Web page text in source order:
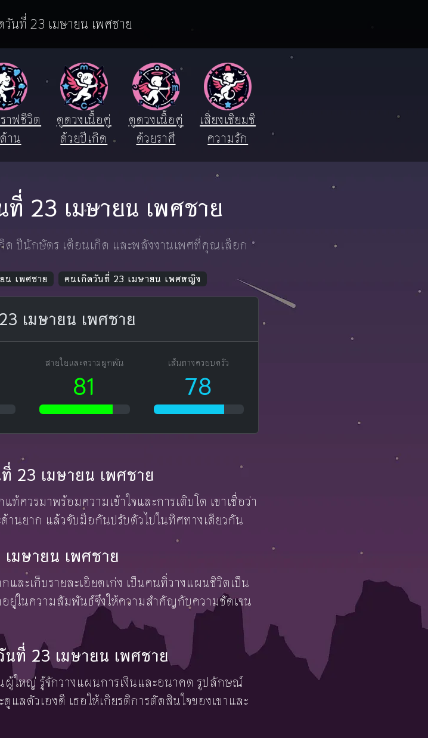
วันที่ 23 เมษายน เพศชาย
าฟชีวิต
าน
ดูดวงเนื้อคู่
ด้วยปีเกิด
ดูดวงเนื้อคู่
ด้วยราศี
เสี่ยงเซียมซี
ความรัก
ที่ 23 เมษายน เพศชาย
ด ปีนักษัตร เดือนเกิด และพลังงานเพศที่คุณเลือก
น เพศชาย คนเกิดวันที่ 23 เมษายน เพศหญิง
เมษายน เพศชาย
สายใยและความผูกพัน
81
เส้นทางครอบครัว
78
23 เมษายน เพศชาย
ควรมาพร้อมความเข้าใจและการเติบโต เขาเชื่อว่า
านยาก แล้วจับมือกันปรับตัวไปในทิศทางเดียวกัน
มษายน เพศชาย
ละเก็บรายละเอียดเก่ง เป็นคนที่วางแผนชีวิตเป็น
ยู่ในความสัมพันธ์จึงให้ความสำคัญกับความชัดเจน
ที่ 23 เมษายน เพศชาย
ใหญ่ รู้จักวางแผนการเงินและอนาคต รูปลักษณ์
ลตัวเองดี เธอให้เกียรติการตัดสินใจของเขาและ